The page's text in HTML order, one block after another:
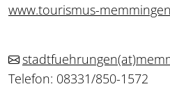
www.tourismus-
stadtfuehrungen(at)
Telefon: 08331/850-1572